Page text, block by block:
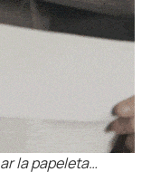
la papeleta…